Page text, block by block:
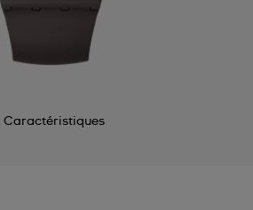
Caractéristiques